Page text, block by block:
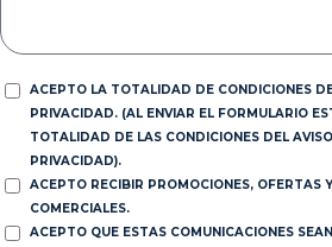
ACEPTO LA TOTALIDAD DE CONDICIONES
PRIVACIDAD. (AL ENVIAR EL FORMULARIO
TOTALIDAD DE LAS CONDICIONES DEL
PRIVACIDAD).
ACEPTO RECIBIR PROMOCIONES, OFERTAS
COMERCIALES.
ACEPTO QUE ESTAS COMUNICACIONES